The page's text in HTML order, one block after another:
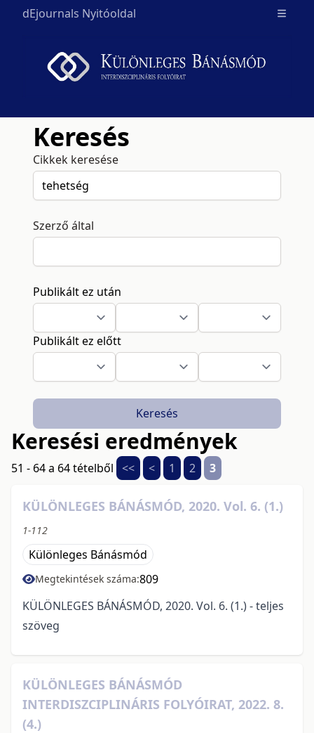
dEjournals Nyitóoldal Open
Keresés
Cikkek keresése
Szerző által
Publikált ez után
Publikált ez előtt
Keresés
Keresési eredmények
51 - 64 a 64 tételből << < 1 2 3
KÜLÖNLEGES BÁNÁSMÓD, 2020. Vol. 6. (1.)
1-112
Különleges Bánásmód
Megtekintések száma:809
KÜLÖNLEGES BÁNÁSMÓD, 2020. Vol. 6. (1.) - teljes
szöveg
KÜLÖNLEGES BÁNÁSMÓD
INTERDISZCIPLINÁRIS FOLYÓIRAT, 2022. 8.
(4.)